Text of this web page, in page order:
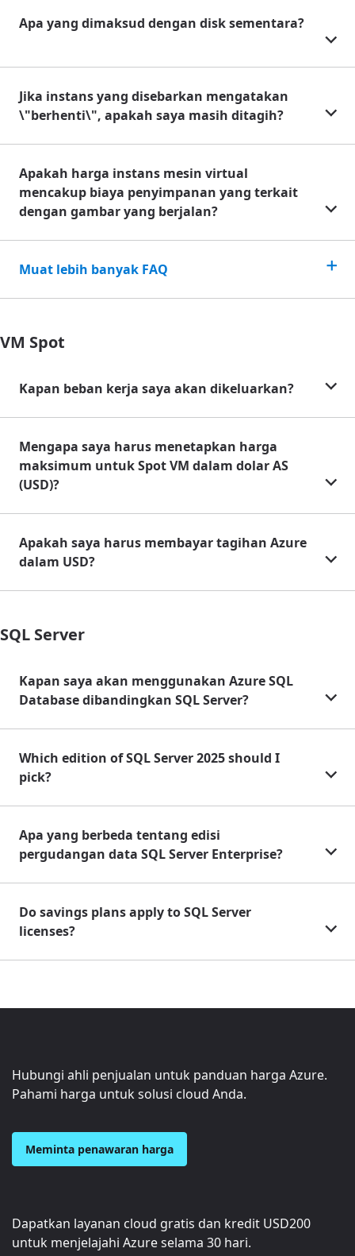
Apa yang dimaksud dengan disk sementara?
Jika instans yang disebarkan mengatakan
\"berhenti\", apakah saya masih ditagih?
Apakah harga instans mesin virtual
mencakup biaya penyimpanan yang terkait
dengan gambar yang berjalan?
Muat lebih banyak FAQ
VM Spot
Kapan beban kerja saya akan dikeluarkan?
Mengapa saya harus menetapkan harga
maksimum untuk Spot VM dalam dolar AS
(USD)?
Apakah saya harus membayar tagihan Azure
dalam USD?
SQL Server
Kapan saya akan menggunakan Azure SQL
Database dibandingkan SQL Server?
Which edition of SQL Server 2025 should I
pick?
Apa yang berbeda tentang edisi
pergudangan data SQL Server Enterprise?
Do savings plans apply to SQL Server
licenses?
Hubungi ahli penjualan untuk panduan harga Azure.
Pahami harga untuk solusi cloud Anda.
Meminta penawaran harga
Dapatkan layanan cloud gratis dan kredit USD200
untuk menjelajahi Azure selama 30 hari.